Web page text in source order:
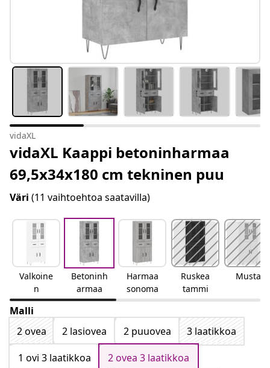
vidaXL
vidaXL Kaappi betoninharmaa
69,5x34x180 cm tekninen puu
Väri (11 vaihtoehtoa saatavilla)
Valkoine
n
Betoninh
armaa
Harmaa
sonoma
Ruskea
tammi
Musta
Malli
2 ovea
2 lasiovea 2 puuovea
3 laatikkoa
1 ovi 3 laatikkoa
2 ovea 3 laatikkoa